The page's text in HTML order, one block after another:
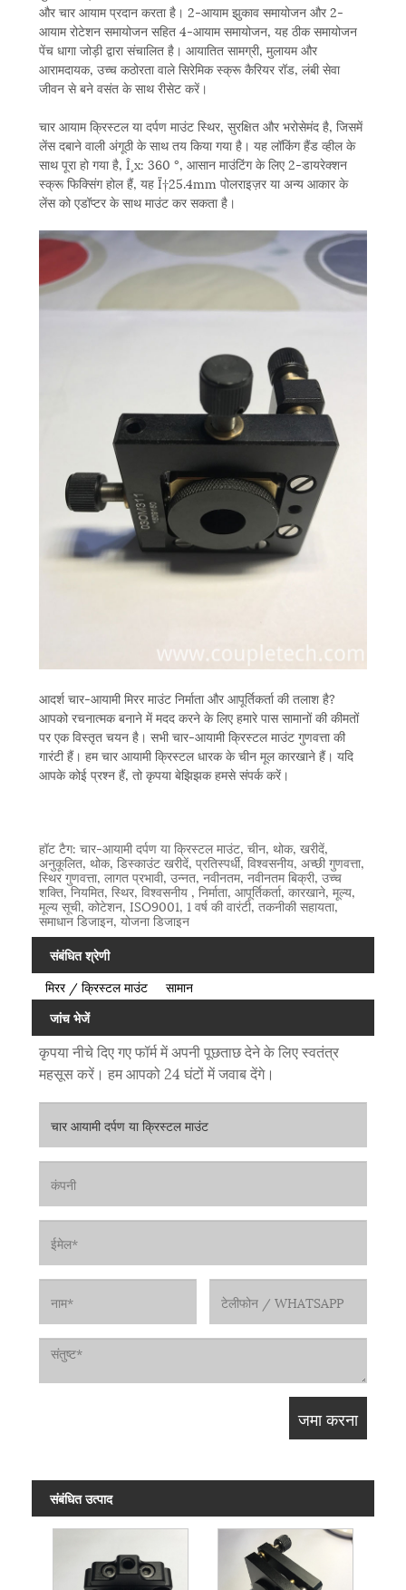
और चार आयाम प्रदान करता है। 2-आयाम झुकाव समायोजन और 2-
आयाम रोटेशन समायोजन सहित 4-आयाम समायोजन, यह ठीक समायोजन
पेंच धागा जोड़ी द्वारा संचालित है। आयातित सामग्री, मुलायम और
आरामदायक, उच्च कठोरता वाले सिरेमिक स्क्रू कैरियर रॉड, लंबी सेवा
जीवन से बने वसंत के साथ रीसेट करें।
चार आयाम क्रिस्टल या दर्पण माउंट स्थिर, सुरक्षित और भरोसेमंद है, जिसमें
लेंस दबाने वाली अंगूठी के साथ तय किया गया है। यह लॉकिंग हैंड व्हील के
साथ पूरा हो गया है, Î¸x: 360 °, आसान माउंटिंग के लिए 2-डायरेक्शन
स्क्रू फिक्सिंग होल हैं, यह Ï†25.4mm पोलराइज़र या अन्य आकार के
लेंस को एडॉप्टर के साथ माउंट कर सकता है।
आदर्श चार-आयामी मिरर माउंट निर्माता और आपूर्तिकर्ता की तलाश है?
आपको रचनात्मक बनाने में मदद करने के लिए हमारे पास सामानों की कीमतों
पर एक विस्तृत चयन है। सभी चार-आयामी क्रिस्टल माउंट गुणवत्ता की
गारंटी हैं। हम चार आयामी क्रिस्टल धारक के चीन मूल कारखाने हैं। यदि
आपके कोई प्रश्न हैं, तो कृपया बेझिझक हमसे संपर्क करें।
हॉट टैग: चार-आयामी दर्पण या क्रिस्टल माउंट, चीन, थोक, खरीदें,
अनुकूलित, थोक, डिस्काउंट खरीदें, प्रतिस्पर्धी, विश्वसनीय, अच्छी गुणवत्ता,
स्थिर गुणवत्ता, लागत प्रभावी, उन्नत, नवीनतम, नवीनतम बिक्री, उच्च
शक्ति, नियमित, स्थिर, विश्वसनीय , निर्माता, आपूर्तिकर्ता, कारखाने, मूल्य,
मूल्य सूची, कोटेशन, ISO9001, 1 वर्ष की वारंटी, तकनीकी सहायता,
समाधान डिजाइन, योजना डिजाइन
संबंधित श्रेणी
मिरर / क्रिस्टल माउंट
सामान
जांच भेजें
कृपया नीचे दिए गए फॉर्म में अपनी पूछताछ देने के लिए स्वतंत्र
महसूस करें। हम आपको 24 घंटों में जवाब देंगे।
संबंधित उत्पाद